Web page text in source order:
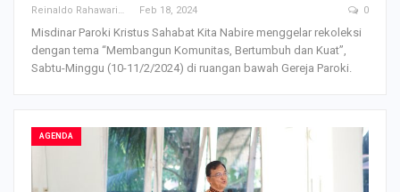
Feb 18, 2024 0
Misdinar Paroki Kristus Sahabat Kita Nabire menggelar rekoleksi
dengan tema “Membangun Komunitas, Bertumbuh dan Kuat”,
Sabtu-Minggu (10-11/2/2024) di ruangan bawah Gereja Paroki.
AGENDA